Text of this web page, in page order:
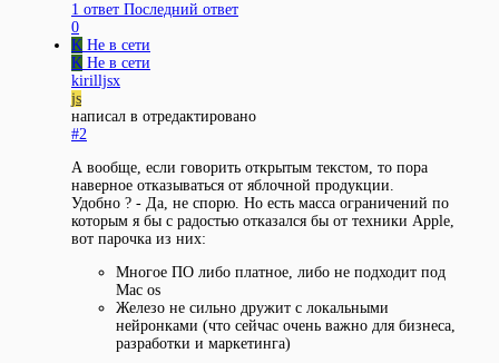
1 ответ Последний ответ
0
K Не в сети
K Не в сети
kirilljsx
js
написал в отредактировано
#2
А вообще, если говорить открытым текстом, то пора
наверное отказываться от яблочной продукции.
Удобно ? - Да, не спорю. Но есть масса ограничений по
которым я бы с радостью отказался бы от техники Apple,
вот парочка из них:
Многое ПО либо платное, либо не подходит под
Mac os
Железо не сильно дружит с локальными
нейронками (что сейчас очень важно для бизнеса,
разработки и маркетинга)